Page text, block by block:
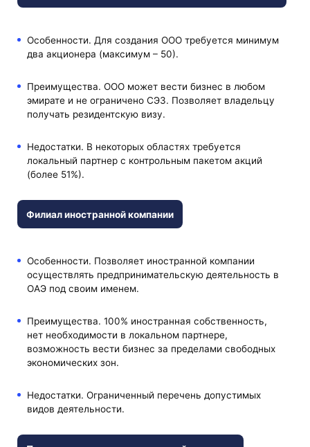
Особенности. Для создания ООО требуется минимум
два акционера (максимум – 50).
Преимущества. ООО может вести бизнес в любом
эмирате и не ограничено СЭЗ. Позволяет владельцу
получать резидентскую визу.
Недостатки. В некоторых областях требуется
локальный партнер с контрольным пакетом акций
(более 51%).
Филиал иностранной компании
Особенности. Позволяет иностранной компании
осуществлять предпринимательскую деятельность в
ОАЭ под своим именем.
Преимущества. 100% иностранная собственность,
нет необходимости в локальном партнере,
возможность вести бизнес за пределами свободных
экономических зон.
Недостатки. Ограниченный перечень допустимых
видов деятельности.